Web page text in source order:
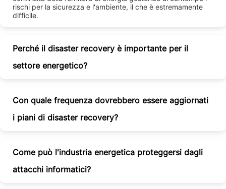
rischi per la sicurezza e l'ambiente, il che è estremamente
difficile.
Perché il disaster recovery è importante per il
settore energetico?
Con quale frequenza dovrebbero essere aggiornati
i piani di disaster recovery?
Come può l'industria energetica proteggersi dagli
attacchi informatici?